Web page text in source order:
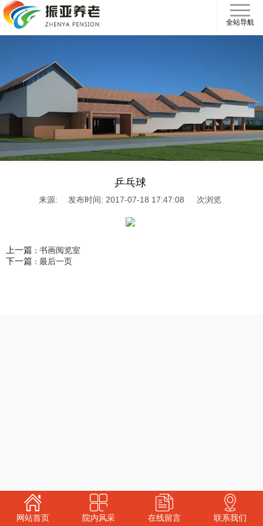
全站导航
乒乓球
来源: 发布时间: 2017-07-18 17:47:08 次浏览
上一篇 ：书画阅览室
下一篇 ：最后一页
网站首页 院内风采 在线留言 联系我们